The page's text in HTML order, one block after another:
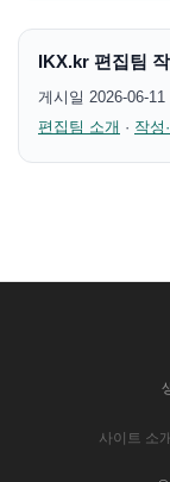
IKX.kr 편집팀
게시일 2026-06-11
편집팀 소개 · 작성
사이트 소개